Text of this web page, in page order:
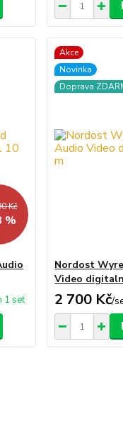
Kč
%
1 set
Akce
Novinka
Doprava
Nordost
Video
2 700 Kč/